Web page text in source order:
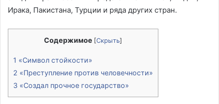
Ирака, Пакистана, Турции и ряда других стран.
Содержимое [Скрыть]
1 «Символ стойкости»
2 «Преступление против человечности»
3 «Создал прочное государство»